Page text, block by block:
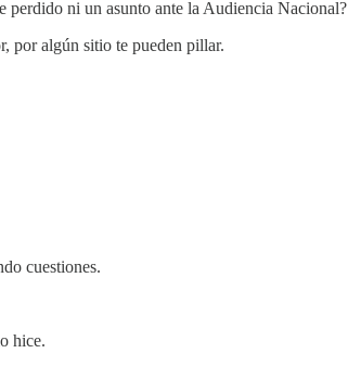
perdido ni un asunto ante la Audiencia Nacional?
por algún sitio te pueden pillar.
cuestiones.
hice.